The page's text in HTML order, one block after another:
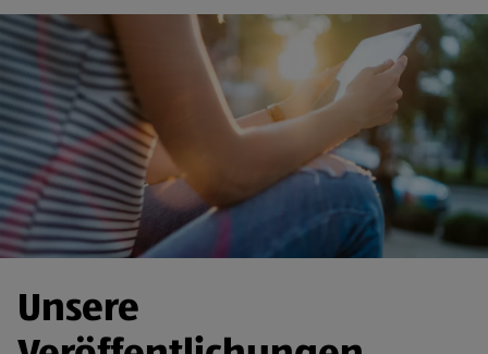
Unsere